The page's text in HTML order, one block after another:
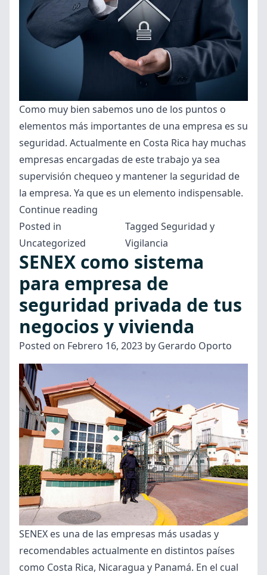
vigilancia
país.”
Como muy bien sabemos uno de los puntos o
elementos más importantes de una empresa es su
seguridad. Actualmente en Costa Rica hay muchas
empresas encargadas de este trabajo ya sea
supervisión chequeo y mantener la seguridad de
la empresa. Ya que es un elemento indispensable.
Continue reading
mejor
de
seguridad
privada
para
Posted in
Uncategorized
TaggedSeguridad y
Vigilancia
SENEX como sistema
para empresa de
seguridad privada de tus
negocios y vivienda
Posted on Febrero 16, 2023 by Gerardo Oporto
SENEX es una de las empresas más usadas y
recomendables actualmente en distintos países
como Costa Rica, Nicaragua y Panamá. En el cual